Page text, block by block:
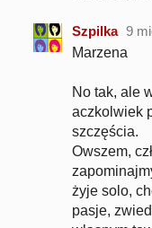
Szpilka 9
Marzena
No tak, ale
aczkolwiek
szczęścia.
Owszem,
żyje solo,
pasje,